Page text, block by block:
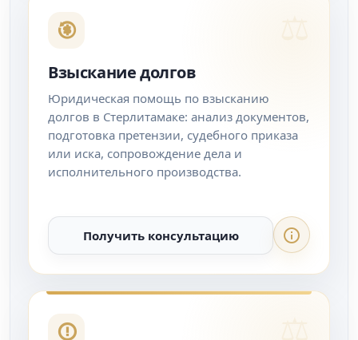
Взыскание долгов
Юридическая помощь по взысканию
долгов в Стерлитамаке: анализ документов,
подготовка претензии, судебного приказа
или иска, сопровождение дела и
исполнительного производства.
Получить консультацию